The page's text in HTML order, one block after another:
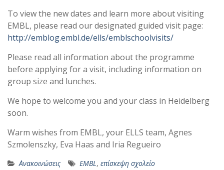
To view the new dates and learn more about visiting
EMBL, please read our designated guided visit page:
http://emblog.embl.de/ells/emblschoolvisits/
Please read all information about the programme
before applying for a visit, including information on
group size and lunches.
We hope to welcome you and your class in Heidelberg
soon.
Warm wishes from EMBL, your ELLS team, Agnes
Szmolenszky, Eva Haas and Iria Regueiro
Ανακοινώσεις EMBL , επίσκεψη σχολείο